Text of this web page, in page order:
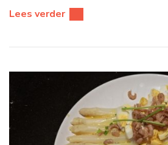
Lees verder